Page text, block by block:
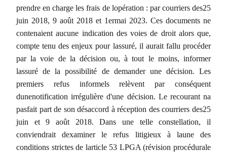
prendre en charge les frais de lopération : par courriers des25
juin 2018, 9 août 2018 et 1ermai 2023. Ces documents ne
contenaient aucune indication des voies de droit alors que,
compte tenu des enjeux pour lassuré, il aurait fallu procéder
par la voie de la décision ou, à tout le moins, informer
lassuré de la possibilité de demander une décision. Les
premiers refus informels relèvent par conséquent
dunenotification irrégulière d'une décision. Le recourant na
pasfait part de son désaccord à réception des courriers des25
juin et 9 août 2018. Dans une telle constellation, il
conviendrait dexaminer le refus litigieux à laune des
conditions strictes de larticle 53 LPGA (révision procédurale